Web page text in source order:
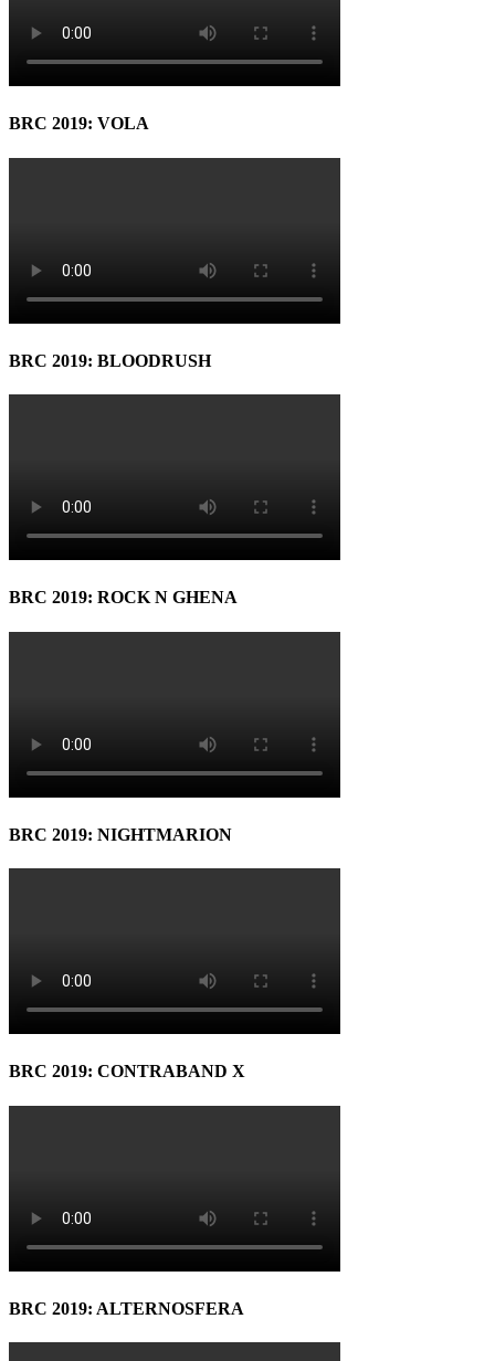
BRC 2019: VOLA
BRC 2019: BLOODRUSH
BRC 2019: ROCK N GHENA
BRC 2019: NIGHTMARION
BRC 2019: CONTRABAND X
BRC 2019: ALTERNOSFERA